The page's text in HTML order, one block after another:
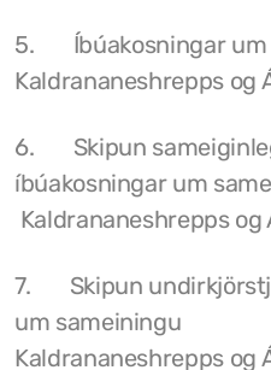
5. Íbúakosningar um
Kaldrananeshrepps og
6. Skipun
íbúakosningar
Kaldrananeshrepps og
7. Skipun
um
Kaldrananeshrepps og
Fiskvinnslan Drangur
Félög í Kaldrananeshreppi
Sundlaugin á Drangsnesi
Gvendarlaug hins góða